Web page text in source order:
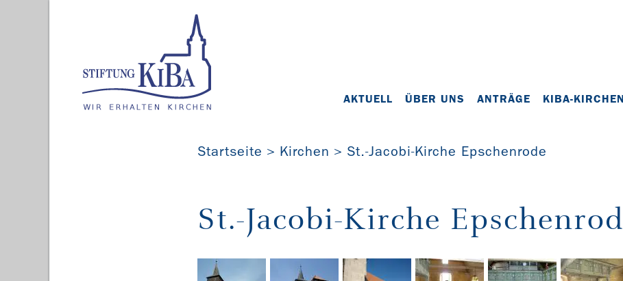
AKTUELL ÜBER UNS ANTRÄGE KIBA-KIRCHEN
Startseite Kirchen St.-Jacobi-Kirche Epschenrode
St.-Jacobi-Kirche